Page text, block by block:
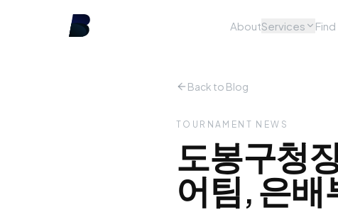
AboutServices
Back to Blog
TOURNAMENT NEWS
도봉구청
어팀, 은배